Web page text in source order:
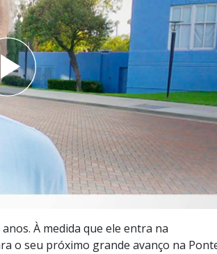
À medida que ele entra na
o seu próximo grande avanço na